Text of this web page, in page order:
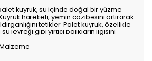
kuyruk, su içinde doğal bir yüzme
hareketi, yemin cazibesini artırarak
tetikler. Palet kuyruk, özellikle
levreği gibi yırtıcı balıkların ilgisini